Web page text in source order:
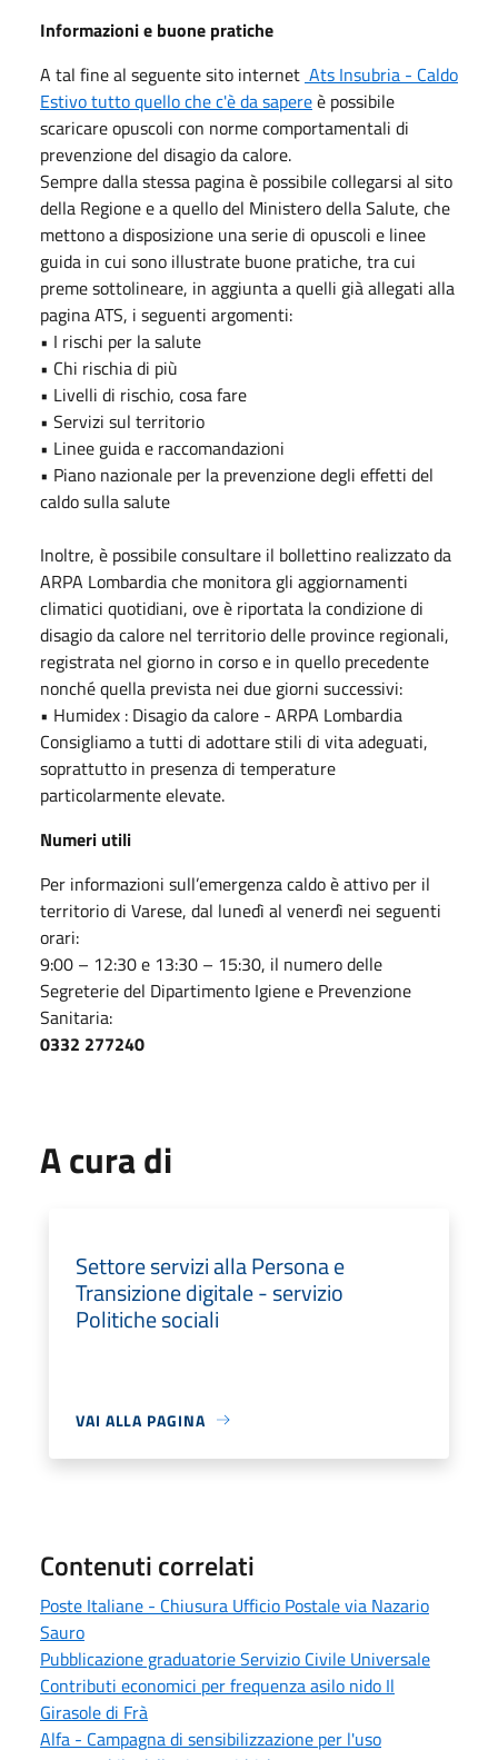
Informazioni e buone pratiche
A tal fine al seguente sito internet Ats Insubria - Caldo
Estivo tutto quello che c'è da sapereè possibile
scaricare opuscoli con norme comportamentali di
prevenzione del disagio da calore.
Sempre dalla stessa pagina è possibile collegarsi al sito
della Regione e a quello del Ministero della Salute, che
mettono a disposizione una serie di opuscoli e linee
guida in cui sono illustrate buone pratiche, tra cui
preme sottolineare, in aggiunta a quelli già allegati alla
pagina ATS, i seguenti argomenti:
• I rischi per la salute
• Chi rischia di più
• Livelli di rischio, cosa fare
• Servizi sul territorio
• Linee guida e raccomandazioni
• Piano nazionale per la prevenzione degli effetti del
caldo sulla salute
Inoltre, è possibile consultare il bollettino realizzato da
ARPA Lombardia che monitora gli aggiornamenti
climatici quotidiani, ove è riportata la condizione di
disagio da calore nel territorio delle province regionali,
registrata nel giorno in corso e in quello precedente
nonché quella prevista nei due giorni successivi:
• Humidex : Disagio da calore - ARPA Lombardia
Consigliamo a tutti di adottare stili di vita adeguati,
soprattutto in presenza di temperature
particolarmente elevate.
Numeri utili
Per informazioni sull’emergenza caldo è attivo per il
territorio di Varese, dal lunedì al venerdì nei seguenti
orari:
9:00 – 12:30 e 13:30 – 15:30, il numero delle
Segreterie del Dipartimento Igiene e Prevenzione
Sanitaria:
0332 277240
A cura di
Settore servizi alla Persona e
Transizione digitale - servizio
Politiche sociali
VAI ALLA PAGINA
Contenuti correlati
Poste Italiane - Chiusura Ufficio Postale via Nazario
Sauro
Pubblicazione graduatorie Servizio Civile Universale
Contributi economici per frequenza asilo nido Il
Girasole di Frà
Alfa - Campagna di sensibilizzazione per l'uso